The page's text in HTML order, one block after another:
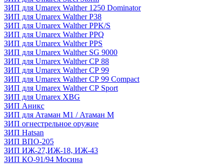
ЗИП для Umarex Walther 1250 Dominator
ЗИП для Umarex Walther P38
ЗИП для Umarex Walther PPK/S
ЗИП для Umarex Walther PPQ
ЗИП для Umarex Walther PPS
ЗИП для Umarex Walther SG 9000
ЗИП для Umarex Walther СР 88
ЗИП для Umarex Walther СР 99
ЗИП для Umarex Walther СР 99 Compact
ЗИП для Umarex Walther СР Sport
ЗИП для Umarex XBG
ЗИП Аникс
ЗИП для Атаман М1 / Атаман М
ЗИП огнестрельное оружие
ЗИП Hatsan
ЗИП ВПО-205
ЗИП ИЖ-27,ИЖ-18, ИЖ-43
ЗИП КО-91/94 Мосина